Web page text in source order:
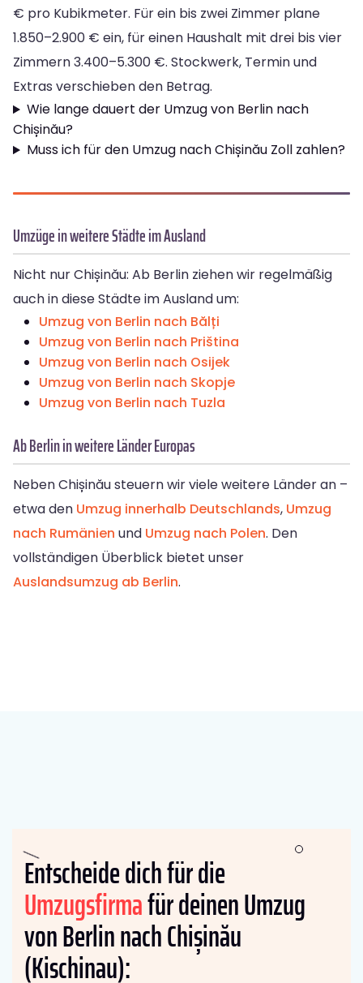
€ pro Kubikmeter. Für ein bis zwei Zimmer plane
1.850–2.900 € ein, für einen Haushalt mit drei bis vier
Zimmern 3.400–5.300 €. Stockwerk, Termin und
Extras verschieben den Betrag.
Wie lange dauert der Umzug von Berlin nach
Chișinău?
Muss ich für den Umzug nach Chișinău Zoll zahlen?
Umzüge in weitere Städte im Ausland
Nicht nur Chișinău: Ab Berlin ziehen wir regelmäßig
auch in diese Städte im Ausland um:
Umzug von Berlin nach Bălți
Umzug von Berlin nach Priština
Umzug von Berlin nach Osijek
Umzug von Berlin nach Skopje
Umzug von Berlin nach Tuzla
Ab Berlin in weitere Länder Europas
Neben Chișinău steuern wir viele weitere Länder an –
etwa den Umzug innerhalb Deutschlands, Umzug
nach Rumänien und Umzug nach Polen. Den
vollständigen Überblick bietet unser
Auslandsumzug ab Berlin.
Entscheide dich für die
Umzugsfirmafür deinen Umzug
von Berlin nach Chișinău
(Kischinau):